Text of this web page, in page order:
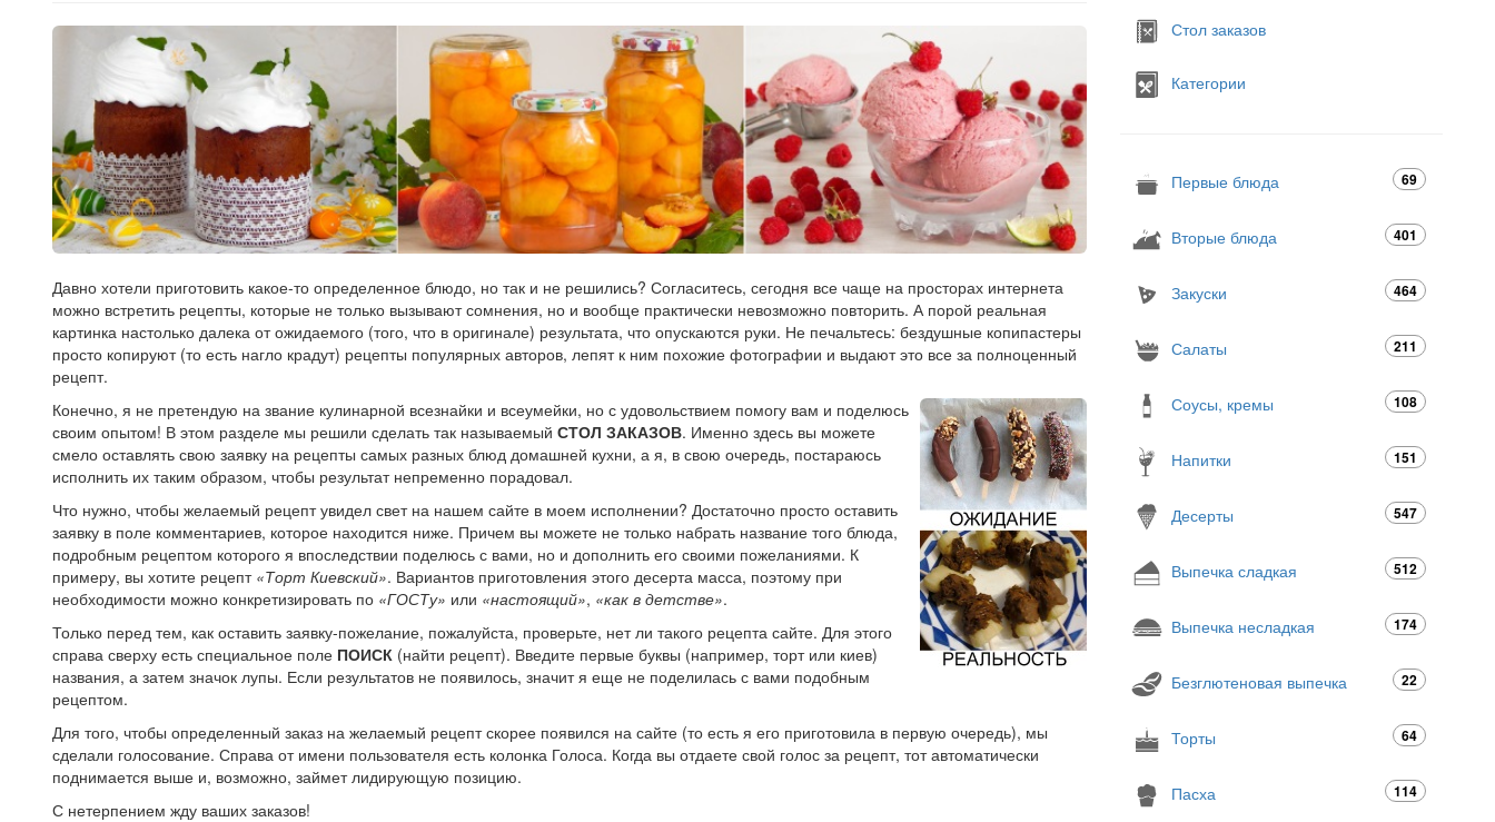
Давно хотели приготовить какое-то определенное блюдо, но так и не решились? Согласитесь, сегодня все чаще на просторах интернета
можно встретить рецепты, которые не только вызывают сомнения, но и вообще практически невозможно повторить. А порой реальная
картинка настолько далека от ожидаемого (того, что в оригинале) результата, что опускаются руки. Не печальтесь: бездушные копипастеры
просто копируют (то есть нагло крадут) рецепты популярных авторов, лепят к ним похожие фотографии и выдают это все за полноценный
рецепт.
Конечно, я не претендую на звание кулинарной всезнайки и всеумейки, но с удовольствием помогу вам и поделюсь
своим опытом! В этом разделе мы решили сделать так называемый СТОЛ ЗАКАЗОВ. Именно здесь вы можете
смело оставлять свою заявку на рецепты самых разных блюд домашней кухни, а я, в свою очередь, постараюсь
исполнить их таким образом, чтобы результат непременно порадовал.
Что нужно, чтобы желаемый рецепт увидел свет на нашем сайте в моем исполнении? Достаточно просто оставить
заявку в поле комментариев, которое находится ниже. Причем вы можете не только набрать название того блюда,
подробным рецептом которого я впоследствии поделюсь с вами, но и дополнить его своими пожеланиями. К
примеру, вы хотите рецепт «Торт Киевский». Вариантов приготовления этого десерта масса, поэтому при
необходимости можно конкретизировать по «ГОСТу» или «настоящий», «как в детстве».
Только перед тем, как оставить заявку-пожелание, пожалуйста, проверьте, нет ли такого рецепта сайте. Для этого
справа сверху есть специальное поле ПОИСК (найти рецепт). Введите первые буквы (например, торт или киев)
названия, а затем значок лупы. Если результатов не появилось, значит я еще не поделилась с вами подобным
рецептом.
Для того, чтобы определенный заказ на желаемый рецепт скорее появился на сайте (то есть я его приготовила в первую очередь), мы
сделали голосование. Справа от имени пользователя есть колонка Голоса. Когда вы отдаете свой голос за рецепт, тот автоматически
поднимается выше и, возможно, займет лидирующую позицию.
С нетерпением жду ваших заказов!
Стол заказов
Категории
Первые блюда 69
Вторые блюда 401
Закуски 464
Салаты 211
Соусы, кремы 108
Напитки 151
Десерты 547
Выпечка сладкая 512
Выпечка несладкая 174
Безглютеновая выпечка 22
Торты 64
Пасха 114